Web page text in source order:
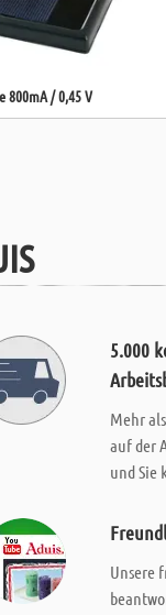
800mA / 0,45 V
5.000
Mehr
auf der
und Sie
Unsere